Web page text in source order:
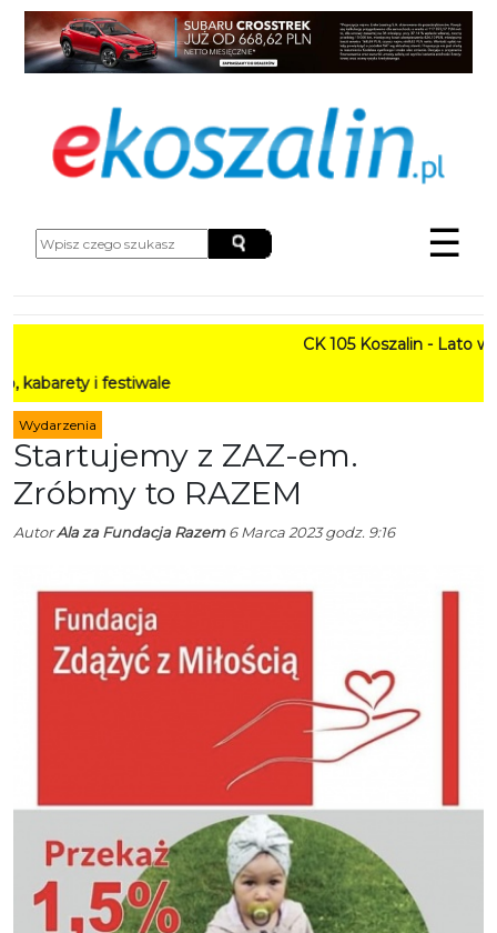
☰
CK 105 Koszalin - Lato w Mieście
festiwale
Wydarzenia
Startujemy z ZAZ-em.
Zróbmy to RAZEM
AutorAla za Fundacja Razem6 Marca 2023 godz. 9:16